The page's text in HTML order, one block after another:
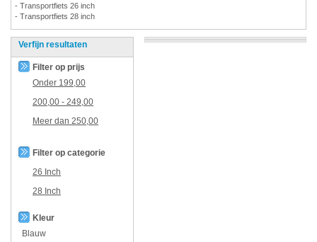
- Transportfiets 26 inch
- Transportfiets 28 inch
Verfijn resultaten
Filter op prijs
Onder 199,00
200,00 - 249,00
Meer dan 250,00
Filter op categorie
26 Inch
28 Inch
Kleur
Blauw